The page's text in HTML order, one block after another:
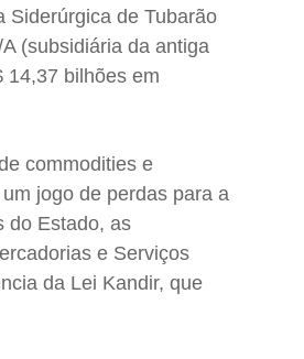
Siderúrgica de Tubarão
(subsidiária da antiga
14,37 bilhões em
commodities e
jogo de perdas para a
do Estado, as
e Serviços
da Lei Kandir, que